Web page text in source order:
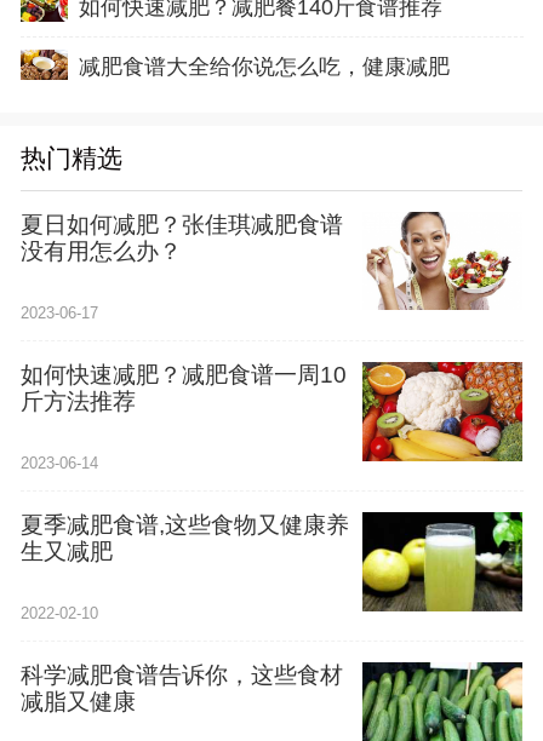
如何快速减肥？减肥餐140斤食谱推荐
减肥食谱大全给你说怎么吃，健康减肥
热门精选
夏日如何减肥？张佳琪减肥食谱
没有用怎么办？
2023-06-17
如何快速减肥？减肥食谱一周10
斤方法推荐
2023-06-14
夏季减肥食谱,这些食物又健康养
生又减肥
2022-02-10
科学减肥食谱告诉你，这些食材
减脂又健康